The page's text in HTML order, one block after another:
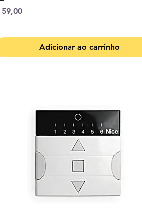
Adicionar ao carrinho